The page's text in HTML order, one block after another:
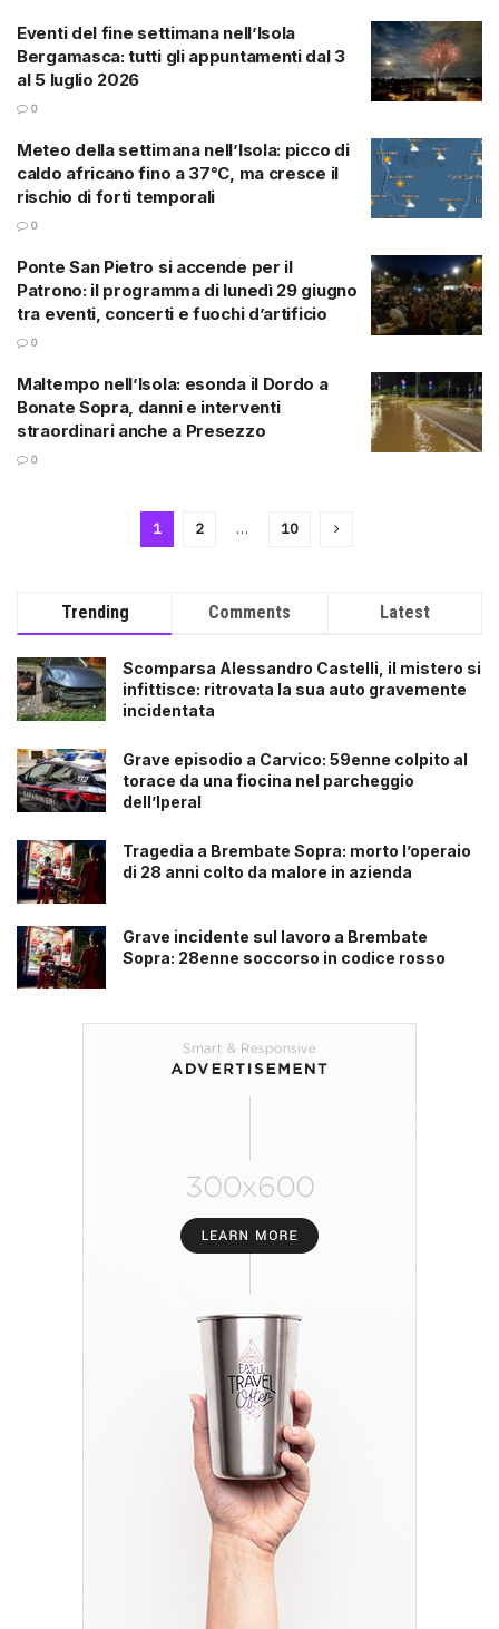
Eventi del fine settimana nell’Isola
Bergamasca: tutti gli appuntamenti dal 3
al 5 luglio 2026
0
Meteo della settimana nell’Isola: picco di
caldo africano fino a 37°C, ma cresce il
rischio di forti temporali
0
Ponte San Pietro si accende per il
Patrono: il programma di lunedì 29 giugno
tra eventi, concerti e fuochi d’artificio
0
Maltempo nell’Isola: esonda il Dordo a
Bonate Sopra, danni e interventi
straordinari anche a Presezzo
0
1 2 … 10
Trending Comments Latest
Scomparsa Alessandro Castelli, il mistero si
infittisce: ritrovata la sua auto gravemente
incidentata
Grave episodio a Carvico: 59enne colpito al
torace da una fiocina nel parcheggio
dell’Iperal
Tragedia a Brembate Sopra: morto l’operaio
di 28 anni colto da malore in azienda
Grave incidente sul lavoro a Brembate
Sopra: 28enne soccorso in codice rosso